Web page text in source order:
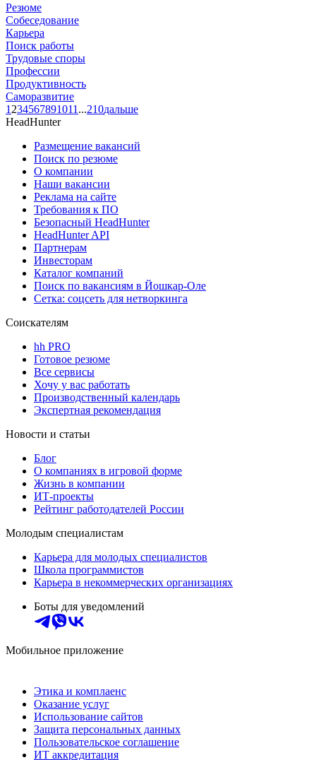
Резюме
Собеседование
Карьера
Поиск работы
Трудовые споры
Профессии
Продуктивность
Саморазвитие
1 234567891011 ...210дальше
HeadHunter
Размещение вакансий
Поиск по резюме
О компании
Наши вакансии
Реклама на сайте
Требования к ПО
Безопасный HeadHunter
HeadHunter API
Партнерам
Инвесторам
Каталог компаний
Поиск по вакансиям в Йошкар-Оле
Сетка: соцсеть для нетворкинга
Соискателям
hh PRO
Готовое резюме
Все сервисы
Хочу у вас работать
Производственный календарь
Экспертная рекомендация
Новости и статьи
Блог
О компаниях в игровой форме
Жизнь в компании
ИТ-проекты
Рейтинг работодателей России
Молодым специалистам
Карьера для молодых специалистов
Школа программистов
Карьера в некоммерческих организациях
Боты для уведомлений
Мобильное приложение
Этика и комплаенс
Оказание услуг
Использование сайтов
Защита персональных данных
Пользовательское соглашение
ИТ аккредитация